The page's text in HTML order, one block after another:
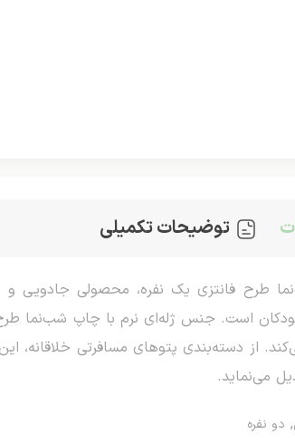
توضیحات تکمیلی
است. جنس ژله‌ای نرم با چاپ شب‌نما
از دسته‌بندی پتوهای مسافرتی خلاقانه،
می‌نماید.
, دو نفره